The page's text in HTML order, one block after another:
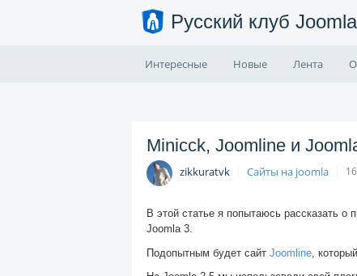
Русский клуб Joomla
Интересные Новые Лента
Minicck, Joomline и
zikkuratvk Сайты на joomla
В этой статье я попытаюсь рассказать
Joomla 3.
Подопытным будет сайт Joomline ,